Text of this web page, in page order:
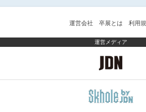
運営会社 卒展とは 利用
運営メディア